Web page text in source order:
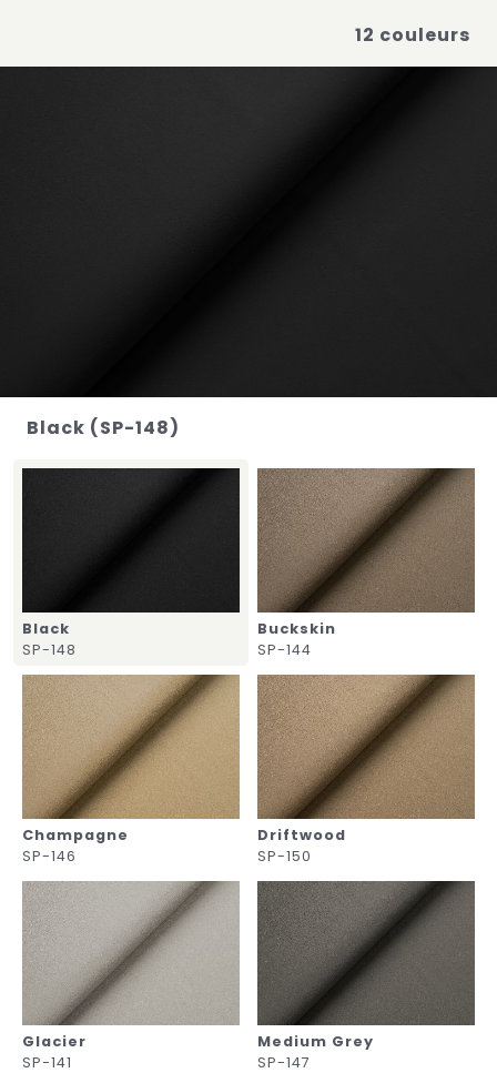
12 couleurs
Black (SP-148)
Black
SP-148
Buckskin
SP-144
Champagne
SP-146
Driftwood
SP-150
Glacier
SP-141
Medium Grey
SP-147